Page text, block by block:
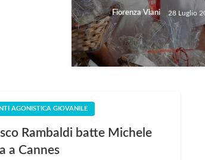
Fiorenza Viani 28 Luglio
AGONISTICA GIOVANILE
Rambaldi batte Michele
a Cannes